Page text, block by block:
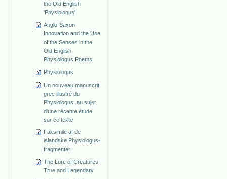
the Old English
'Physiologus'
Anglo-Saxon
Innovation and the Use
of the Senses in the
Old English
Physiologus Poems
Physiologus
Un nouveau manuscrit
grec illustré du
Physiologus: au sujet
d'une récente étude
sur ce texte
Faksimile af de
islandske Physiologus-
fragmenter
The Lure of Creatures
True and Legendary